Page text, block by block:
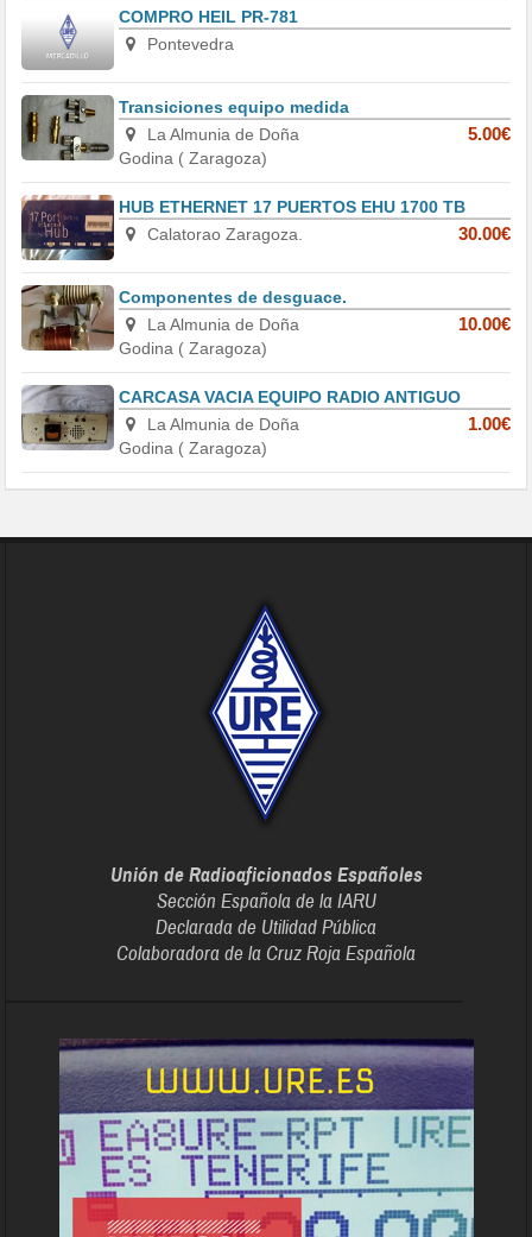
COMPRO HEIL PR-781
Pontevedra
Transiciones equipo medida
La Almunia de Doña
Godina ( Zaragoza)
5.00€
HUB ETHERNET 17 PUERTOS EHU 1700 TB
Calatorao Zaragoza.
30.00€
Componentes de desguace.
La Almunia de Doña
Godina ( Zaragoza)
10.00€
CARCASA VACIA EQUIPO RADIO ANTIGUO
La Almunia de Doña
Godina ( Zaragoza)
1.00€
Unión de Radioaficionados Españoles
Sección Española de la IARU
Declarada de Utilidad Pública
Colaboradora de la Cruz Roja Española